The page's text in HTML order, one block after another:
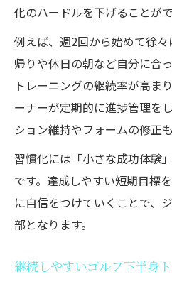
化のハードルを下げることがで
例えば、週2回から始めて徐
帰りや休日の朝など自分に合
トレーニングの継続率が高ま
ーナーが定期的に進捗管理を
ション維持やフォームの修正
習慣化には「小さな成功体験
です。達成しやすい短期目標
に自信をつけていくことで、
部となります。
継続しやすいゴルフ下半身